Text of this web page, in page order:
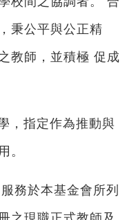
秉公平與公正精
教師，並積極 促成
，指定作為推動與
。
務於本基金會所列